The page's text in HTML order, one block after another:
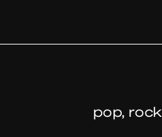
pop, rock